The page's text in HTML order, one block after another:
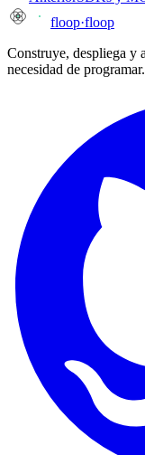
floop·floop
Construye, despliega y
necesidad de programar.